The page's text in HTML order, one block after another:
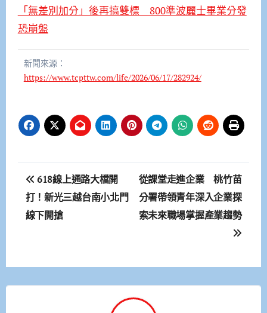
「無差別加分」後再搞雙標 800準波麗士畢業分發
恐崩盤
新聞來源：
https://www.tcpttw.com/life/2026/06/17/282924/
文
章
導
618線上通路大檔開
打！新光三越台南小北門
線下開搶
從課堂走進企業 桃竹苗
分署帶領青年深入企業探
索未來職場掌握產業趨勢